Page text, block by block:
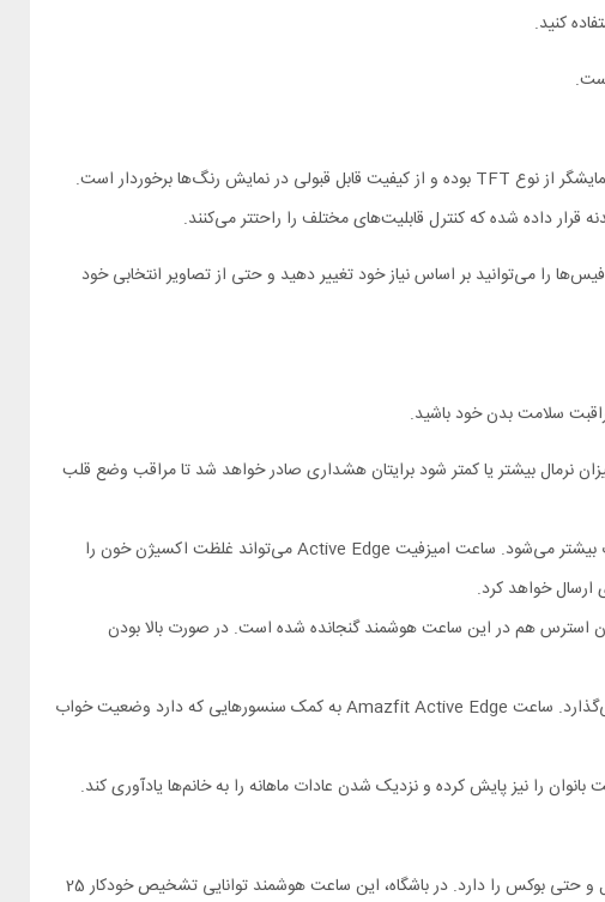
ساعت هوشمند شیائومی امیزفیت Active Edge به یک نمایشگر دایره‌ای شکل 1.32 اینچی با رزولوشن 360 × 360 پیکسل مجهز شده است. این نمایشگر از نوع TFT بوده و از کیفیت قابل قبولی در نمایش رنگ‌ها برخوردار است.
قرار داده شده که کنترل قابلیت‌های مختلف را راحتتر می‌کنند.
فیس‌ها را می‌توانید بر اساس نیاز خود تغییر دهید و حتی از تصاویر انتخابی خود
نرمال بیشتر یا کمتر شود برایتان هشداری صادر خواهد شد تا مراقب وضع قلب
هر چه اعضای داخلی بدن به ویژه ریه‌ها بهتر کار کنند میزان اکسیژن موجود در خون بالاتر رفته و توانایی عضلات بیشتر می‌شود. ساعت امیزفیت Active Edge می‌تواند غلظت اکسیژن خون را
ارسال خواهد کرد.
استرس هم در این ساعت هوشمند گنجانده شده است. در صورت بالا بودن
همه ما بین یک چهارم تا یک سوم روز را خواب هستیم و کیفیت و کمیت خواب بر وضعیت سلامت ما مستقیما اثر می‌گذارد. ساعت Amazfit Active Edge به کمک سنسورهایی که دارد وضعیت خواب
ساعت هوشمند Amazfit Active Edge توانایی پایش بیش از 130 رشته ورزشی مختلف از پیاده روی و کوهنوردی گرفته تا فوتبال، والیبال، بسکتبال و حتی بوکس را دارد. در باشگاه، این ساعت هوشمند توانایی تشخیص خودکار 25